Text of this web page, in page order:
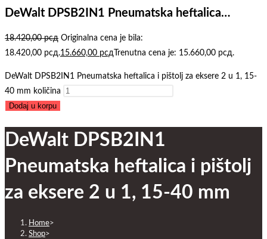
DeWalt DPSB2IN1 Pneumatska heftalica…
18.420,00рсд Originalna cena je bila:
18.420,00 рсд.15.660,00 рсд Trenutna cena je: 15.660,00 рсд.
DeWalt DPSB2IN1 Pneumatska heftalica i pištolj za eksere 2 u 1, 15-
40 mm količina
Dodaj u korpu
DeWalt DPSB2IN1
Pneumatska heftalica i pištolj
za eksere 2 u 1, 15-40 mm
Home>
Shop>